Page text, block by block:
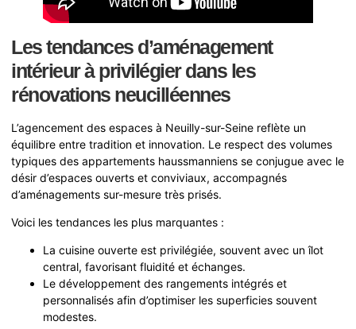
Les tendances d’aménagement
intérieur à privilégier dans les
rénovations neucilléennes
L’agencement des espaces à Neuilly-sur-Seine reflète un
équilibre entre tradition et innovation. Le respect des volumes
typiques des appartements haussmanniens se conjugue avec le
désir d’espaces ouverts et conviviaux, accompagnés
d’aménagements sur-mesure très prisés.
Voici les tendances les plus marquantes :
La cuisine ouverte est privilégiée, souvent avec un îlot
central, favorisant fluidité et échanges.
Le développement des rangements intégrés et
personnalisés afin d’optimiser les superficies souvent
modestes.